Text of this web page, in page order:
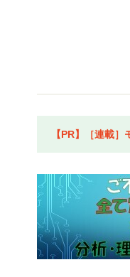
【PR】［連載